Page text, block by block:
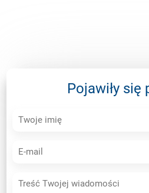
Pojawiły się